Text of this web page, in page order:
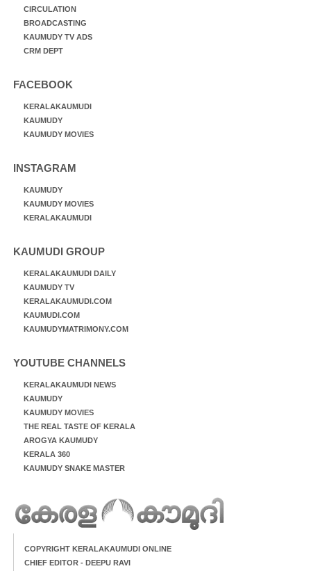
CIRCULATION
BROADCASTING
KAUMUDY TV ADS
CRM DEPT
FACEBOOK
KERALAKAUMUDI
KAUMUDY
KAUMUDY MOVIES
INSTAGRAM
KAUMUDY
KAUMUDY MOVIES
KERALAKAUMUDI
KAUMUDI GROUP
KERALAKAUMUDI DAILY
KAUMUDY TV
KERALAKAUMUDI.COM
KAUMUDI.COM
KAUMUDYMATRIMONY.COM
YOUTUBE CHANNELS
KERALAKAUMUDI NEWS
KAUMUDY
KAUMUDY MOVIES
THE REAL TASTE OF KERALA
AROGYA KAUMUDY
KERALA 360
KAUMUDY SNAKE MASTER
COPYRIGHT KERALAKAUMUDI ONLINE
CHIEF EDITOR - DEEPU RAVI